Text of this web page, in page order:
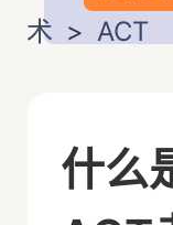
术 > ACT
什么